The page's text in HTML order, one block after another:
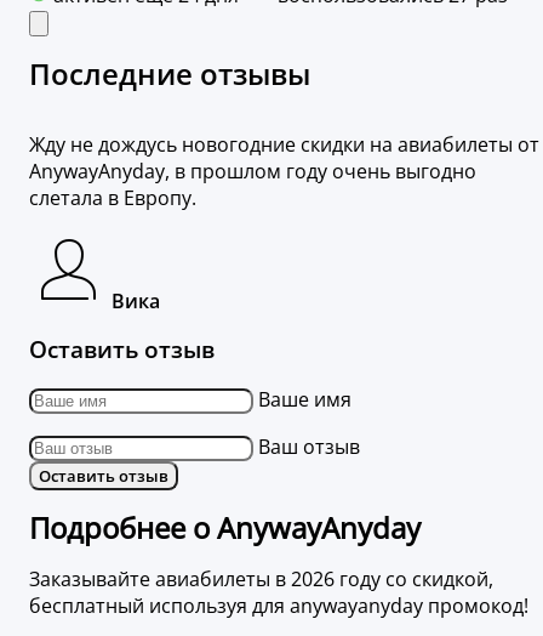
Последние отзывы
Жду не дождусь новогодние скидки на авиабилеты от
AnywayAnyday, в прошлом году очень выгодно
слетала в Европу.
Вика
Оставить отзыв
Ваше имя
Ваш отзыв
Оставить отзыв
Подробнее о AnywayAnyday
Заказывайте авиабилеты в 2026 году со скидкой,
бесплатный используя для anywayanyday промокод!